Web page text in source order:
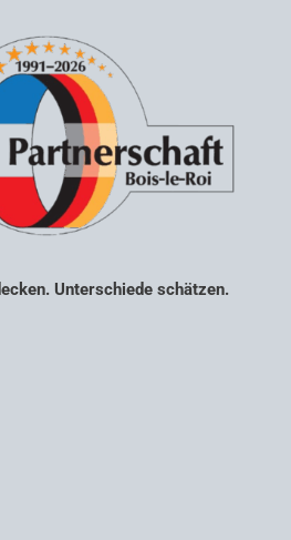
Unterschiede schätzen.